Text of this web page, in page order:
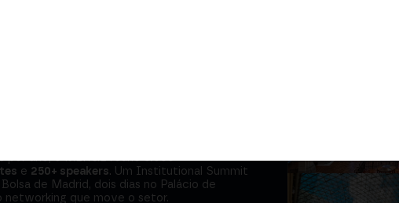
reguladores e o
cripto se sentam na
mesa
por ano, o MERGE reúne5.000+
e 250+ speakers. Um Institutional Summit
de Madrid, dois dias no Palácio de
networking que move o setor.